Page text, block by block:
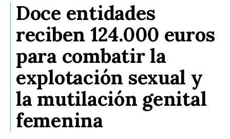
Doce entidades
reciben 124.000 euros
para combatir la
explotación sexual y
la mutilación genital
femenina